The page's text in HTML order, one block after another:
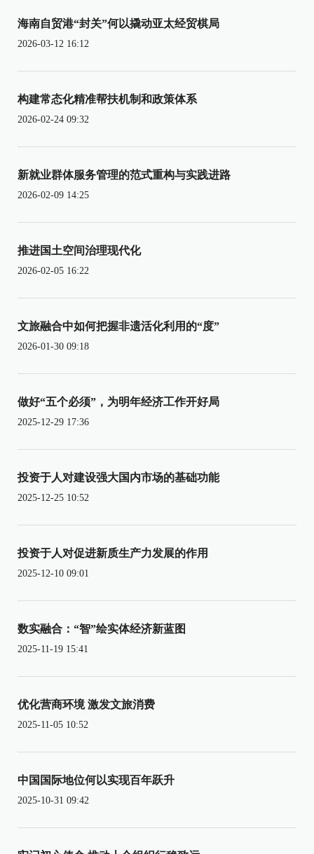
海南自贸港“封关”何以撬动亚太经贸棋局
2026-03-12 16:12
构建常态化精准帮扶机制和政策体系
2026-02-24 09:32
新就业群体服务管理的范式重构与实践进路
2026-02-09 14:25
推进国土空间治理现代化
2026-02-05 16:22
文旅融合中如何把握非遗活化利用的“度”
2026-01-30 09:18
做好“五个必须”，为明年经济工作开好局
2025-12-29 17:36
投资于人对建设强大国内市场的基础功能
2025-12-25 10:52
投资于人对促进新质生产力发展的作用
2025-12-10 09:01
数实融合：“智”绘实体经济新蓝图
2025-11-19 15:41
优化营商环境 激发文旅消费
2025-11-05 10:52
中国国际地位何以实现百年跃升
2025-10-31 09:42